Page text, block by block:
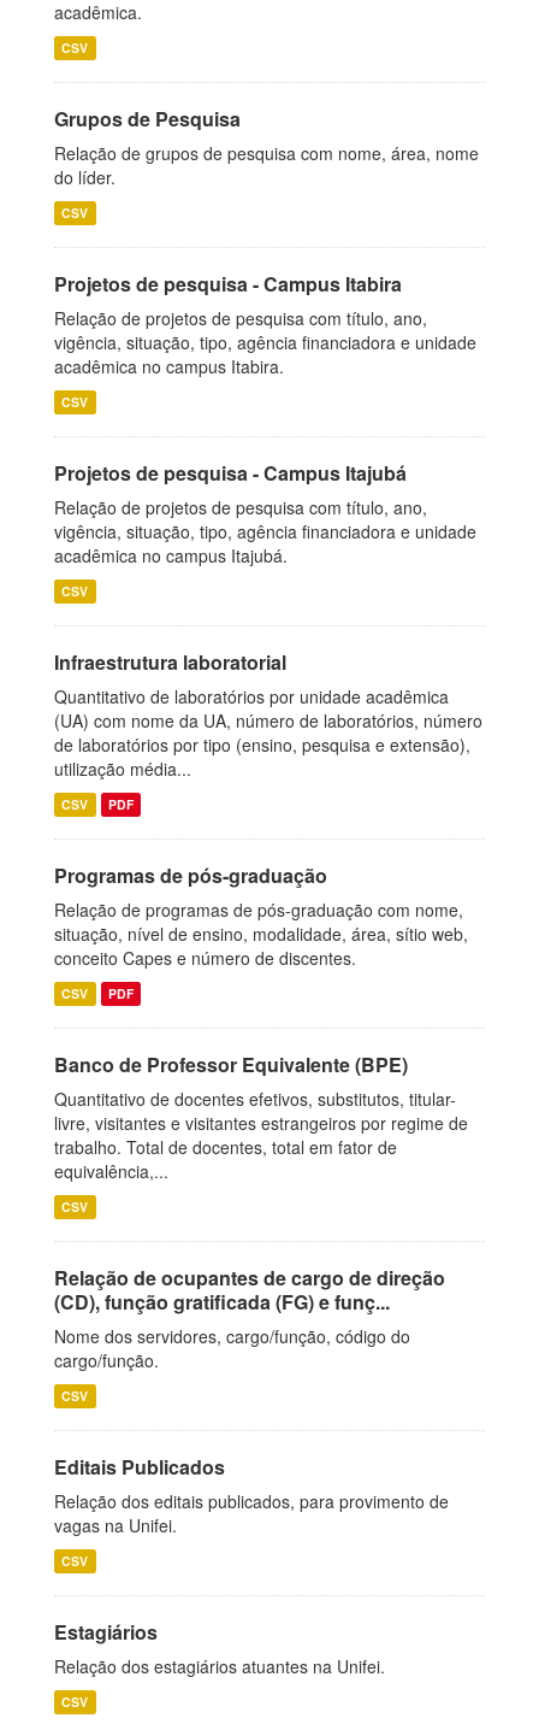
acadêmica.
CSV
Grupos de Pesquisa
Relação de grupos de pesquisa com nome, área, nome
do líder.
CSV
Projetos de pesquisa - Campus Itabira
Relação de projetos de pesquisa com título, ano,
vigência, situação, tipo, agência financiadora e unidade
acadêmica no campus Itabira.
CSV
Projetos de pesquisa - Campus Itajubá
Relação de projetos de pesquisa com título, ano,
vigência, situação, tipo, agência financiadora e unidade
acadêmica no campus Itajubá.
CSV
Infraestrutura laboratorial
Quantitativo de laboratórios por unidade acadêmica
(UA) com nome da UA, número de laboratórios, número
de laboratórios por tipo (ensino, pesquisa e extensão),
utilização média...
CSV PDF
Programas de pós-graduação
Relação de programas de pós-graduação com nome,
situação, nível de ensino, modalidade, área, sítio web,
conceito Capes e número de discentes.
CSV PDF
Banco de Professor Equivalente (BPE)
Quantitativo de docentes efetivos, substitutos, titular-
livre, visitantes e visitantes estrangeiros por regime de
trabalho. Total de docentes, total em fator de
equivalência,...
CSV
Relação de ocupantes de cargo de direção
(CD), função gratificada (FG) e funç...
Nome dos servidores, cargo/função, código do
cargo/função.
CSV
Editais Publicados
Relação dos editais publicados, para provimento de
vagas na Unifei.
CSV
Estagiários
Relação dos estagiários atuantes na Unifei.
CSV